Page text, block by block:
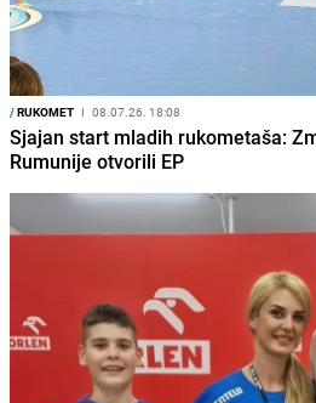
/RUKOMET I 08.07.26. 18:08
Sjajan start mladih rukometaša:
Rumunije otvorili EP